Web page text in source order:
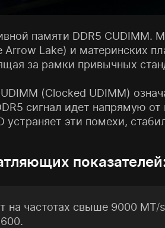
памяти DDR5 CUDIMM.
Lake) и материнских
за рамки привычных
(Clocked UDIMM)
сигнал идет напрямую
эти помехи,
на частотах свыше 9000